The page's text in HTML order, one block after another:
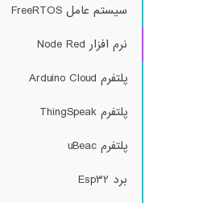
سیستم عامل FreeRTOS
نرم افزار Node Red
پلتفرم Arduino Cloud
پلتفرم ThingSpeak
پلتفرم uBeac
برد Esp32